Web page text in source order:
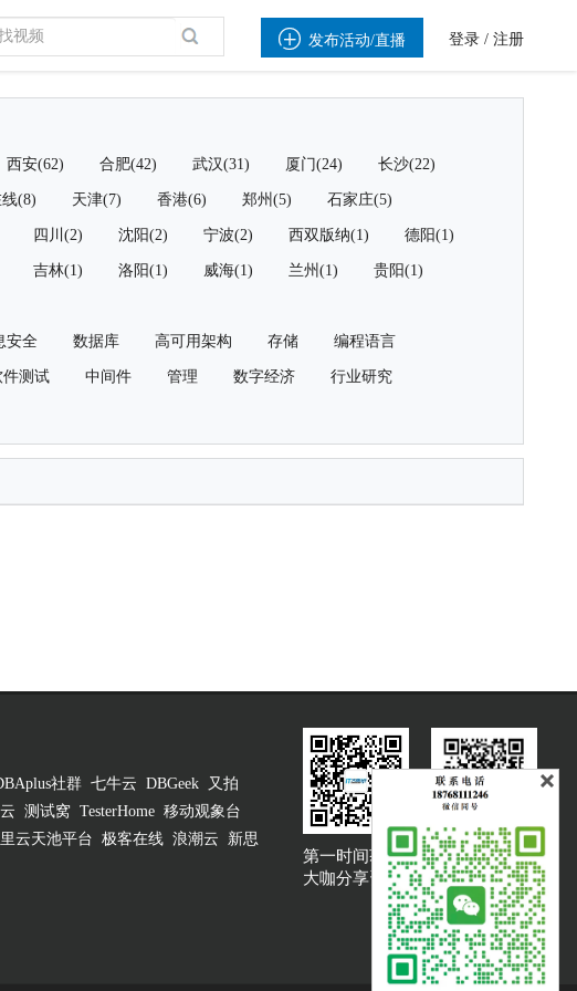
 发布活动/直播 登录 / 注册
西安(62) 合肥(42) 武汉(31) 厦门(24) 长沙(22)
(8) 天津(7) 香港(6) 郑州(5) 石家庄(5)
四川(2) 沈阳(2) 宁波(2) 西双版纳(1) 德阳(1)
吉林(1) 洛阳(1) 威海(1) 兰州(1) 贵阳(1)
安全 数据库 高可用架构 存储 编程语言
件测试 中间件 管理 数字经济 行业研究
社群 七牛云 DBGeek
又拍
测试窝 TesterHome 移动观象台
云天池平台 极客在线 浪潮云
新思
第一时间获取
大咖分享资讯
大咖说吐槽客服